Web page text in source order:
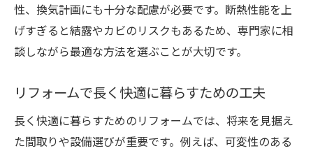
性、換気計画にも十分な配慮が必要です。断熱性能を上
げすぎると結露やカビのリスクもあるため、専門家に相
談しながら最適な方法を選ぶことが大切です。
リフォームで長く快適に暮らすための工夫
長く快適に暮らすためのリフォームでは、将来を見据え
た間取りや設備選びが重要です。例えば、可変性のある